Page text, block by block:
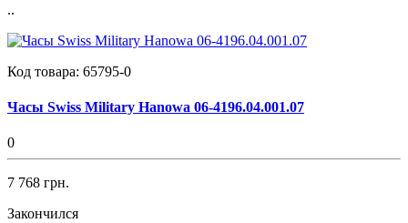
..
Код товара: 65795-0
Часы Swiss Military Hanowa 06-4196.04.001.07
0
7 768 грн.
Закончился